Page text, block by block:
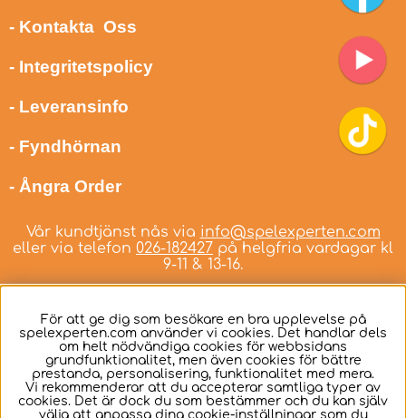
- Kontakta Oss
- Integritetspolicy
- Leveransinfo
- Fyndhörnan
- Ångra Order
Vår kundtjänst nås via info@spelexperten.com
eller via telefon 026-182427 på helgfria vardagar kl
9-11 & 13-16.
Svenska
För att ge dig som besökare en bra upplevelse på
spelexperten.com använder vi cookies. Det handlar dels
om helt nödvändiga cookies för webbsidans
grundfunktionalitet, men även cookies för bättre
prestanda, personalisering, funktionalitet med mera.
Vi rekommenderar att du accepterar samtliga typer av
cookies. Det är dock du som bestämmer och du kan själv
välja att anpassa dina cookie-inställningar som du